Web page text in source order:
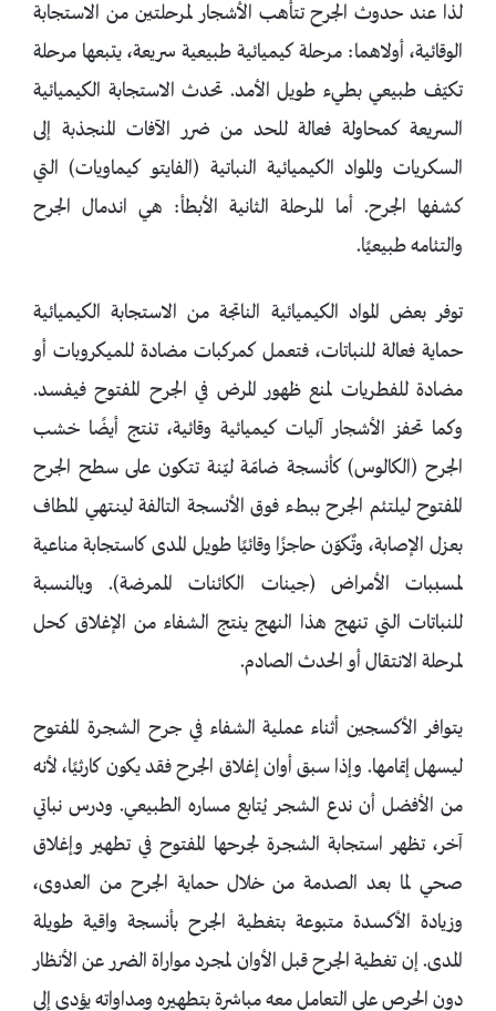
لذا عند حدوث الجرح تتأهب الأشجار لمرحلتين من الاستجابة
الوقائية، أولاهما: مرحلة كيميائية طبيعية سريعة، يتبعها مرحلة
تكيّف طبيعي بطيء طويل الأمد. تحدث الاستجابة الكيميائية
السريعة كمحاولة فعالة للحد من ضرر الآفات المنجذبة إلى
السكريات والمواد الكيميائية النباتية (الفايتو كيماويات) التي
كشفها الجرح. أما المرحلة الثانية الأبطأ: هي اندمال الجرح
والتئامه طبيعيًا.
توفر بعض المواد الكيميائية الناتجة من الاستجابة الكيميائية
حماية فعالة للنباتات، فتعمل كمركبات مضادة للميكروبات أو
مضادة للفطريات لمنع ظهور المرض في الجرح المفتوح فيفسد.
وكما تحفز الأشجار آليات كيميائية وقائية، تنتج أيضًا خشب
الجرح (الكالوس) كأنسجة ضامّة ليّنة تتكون على سطح الجرح
المفتوح ليلتئم الجرح ببطء فوق الأنسجة التالفة لينتهي المطاف
بعزل الإصابة، وتٌكوّن حاجزًا وقائيًا طويل المدى كاستجابة مناعية
لمسببات الأمراض (جينات الكائنات الممرضة). وبالنسبة
للنباتات التي تنهج هذا النهج ينتج الشفاء من الإغلاق كحل
لمرحلة الانتقال أو الحدث الصادم.
يتوافر الأكسجين أثناء عملية الشفاء في جرح الشجرة المفتوح
ليسهل إتمامها. وإذا سبق أوان إغلاق الجرح فقد يكون كارثيًا، لأنه
من الأفضل أن ندع الشجر يُتابع مساره الطبيعي. ودرس نباتي
آخر، تظهر استجابة الشجرة لجرحها المفتوح في تطهير وإغلاق
صحي لما بعد الصدمة من خلال حماية الجرح من العدوى،
وزيادة الأكسدة متبوعة بتغطية الجرح بأنسجة واقية طويلة
المدى. إن تغطية الجرح قبل الأوان لمجرد مواراة الضرر عن الأنظار
دون الحرص على التعامل معه مباشرة بتطهيره ومداواته يؤدي إلى